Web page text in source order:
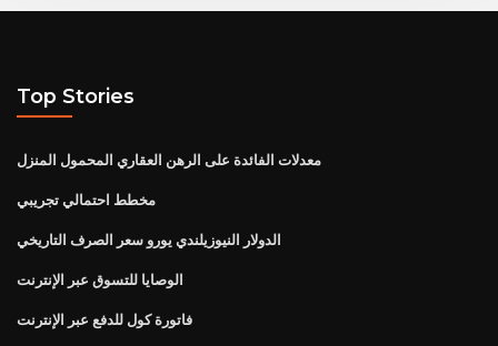
Top Stories
معدلات الفائدة على الرهن العقاري المحمول المنزل
مخطط احتمالي تجريبي
الدولار النيوزيلندي يورو سعر الصرف التاريخي
الوصايا للتسوق عبر الإنترنت
فاتورة كول للدفع عبر الإنترنت